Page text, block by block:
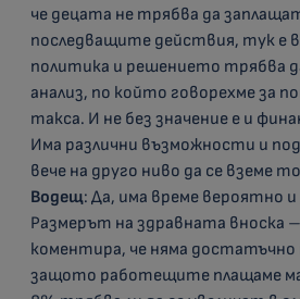
че децата не трябва да
последващите действия, тук е
политика и решението трябва
анализ, по който говорехме за
такса. И не без значение е и
Има различни възможности и
вече на друго ниво да се вземе
Водещ: Да, има време вероятно
Размерът на здравната вноска
коментира, че няма
защото работещите плащаме